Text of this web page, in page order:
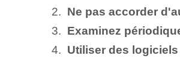
Ne pas accorder
Examinez
Utiliser des